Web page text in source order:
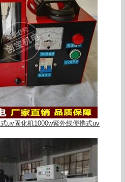
uv固化机1000w紫外线便携式uv